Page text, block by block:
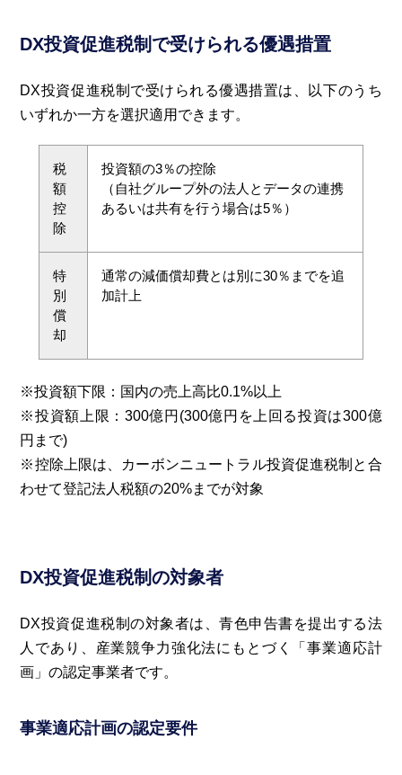
DX投資促進税制で受けられる優遇措置
DX投資促進税制で受けられる優遇措置は、以下のうち
いずれか一方を選択適用できます。
税
額
控
除
投資額の3％の控除
（自社グループ外の法人とデータの連携
あるいは共有を行う場合は5％）
特
別
償
却
通常の減価償却費とは別に30％までを追
加計上
※投資額下限：国内の売上高比0.1%以上
※投資額上限：300億円(300億円を上回る投資は300億
円まで)
※控除上限は、カーボンニュートラル投資促進税制と合
わせて登記法人税額の20%までが対象
DX投資促進税制の対象者
DX投資促進税制の対象者は、青色申告書を提出する法
人であり、産業競争力強化法にもとづく「事業適応計
画」の認定事業者です。
事業適応計画の認定要件